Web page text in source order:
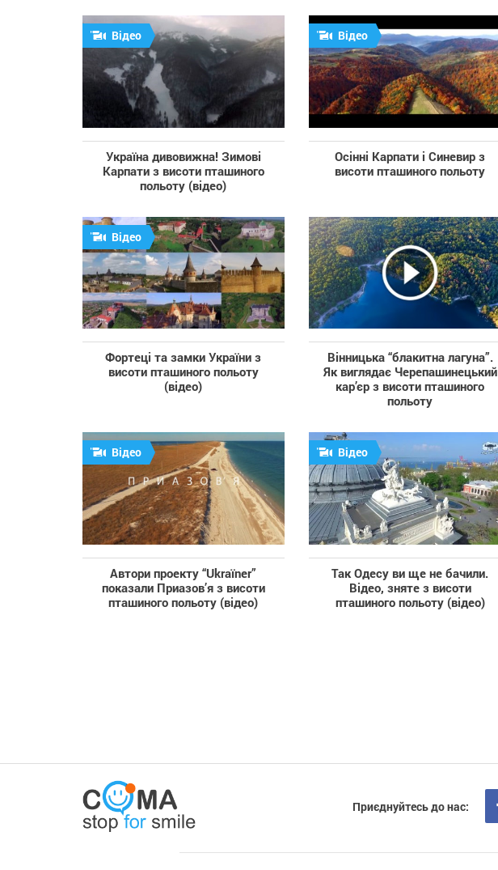
Відео
Україна дивовижна! Зимові
Карпати з висоти пташиного
польоту (відео)
Відео
Осінні Карпати і Синевир з
висоти пташиного польоту
Відео
Фортеці та замки України з
висоти пташиного польоту
(відео)
Вінницька “блакитна лагуна”.
Як виглядає Черепашинецький
кар’єр з висоти пташиного
польоту
Відео
Автори проекту “Ukraїner”
показали Приазов’я з висоти
пташиного польоту (відео)
Відео
Так Одесу ви ще не бачили.
Відео, зняте з висоти
пташиного польоту (відео)
Приєднуйтесь до нас: